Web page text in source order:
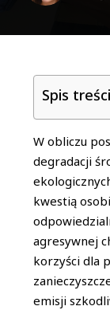
Spis treści
W obliczu
degradacji
kwestią
agresywnej
korzyści dla
emisji